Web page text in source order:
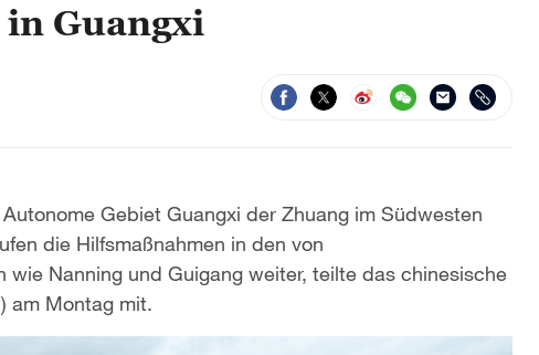
Guangxi
Gebiet Guangxi der Zhuang im Südwesten
die Hilfsmaßnahmen in den von
Nanning und Guigang weiter, teilte das chinesische
am Montag mit.